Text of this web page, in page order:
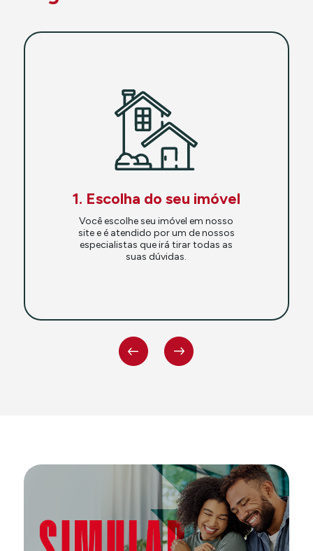
1. Escolha do seu imóvel
Você escolhe seu imóvel em nosso
site e é atendido por um de nossos
especialistas que irá tirar todas as
suas dúvidas.